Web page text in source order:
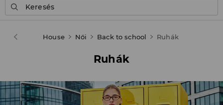
Keresés
House Női Back to school Ruhák
Ruhák